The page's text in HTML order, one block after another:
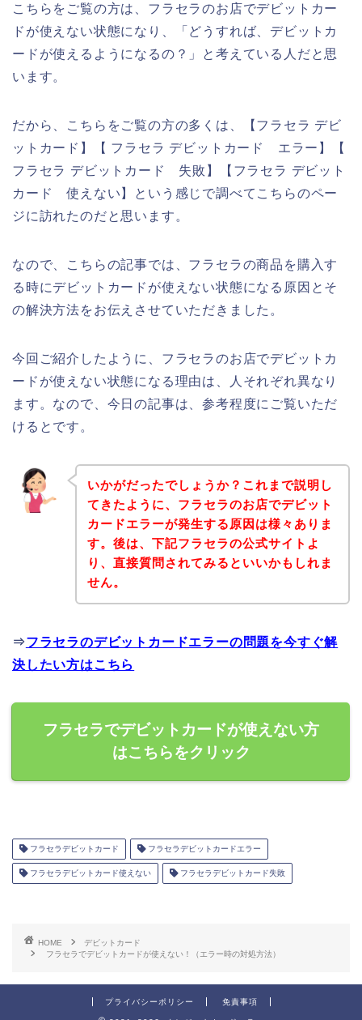
こちらをご覧の方は、フラセラのお店でデビットカー
ドが使えない状態になり、「どうすれば、デビットカ
ードが使えるようになるの？」と考えている人だと思
います。
だから、こちらをご覧の方の多くは、【フラセラ デビ
ットカード】【 フラセラ デビットカード エラー】【
フラセラ デビットカード 失敗】【フラセラ デビット
カード 使えない】という感じで調べてこちらのペー
ジに訪れたのだと思います。
なので、こちらの記事では、フラセラの商品を購入す
る時にデビットカードが使えない状態になる原因とそ
の解決方法をお伝えさせていただきました。
今回ご紹介したように、フラセラのお店でデビットカ
ードが使えない状態になる理由は、人それぞれ異なり
ます。なので、今日の記事は、参考程度にご覧いただ
けるとです。
いかがだったでしょうか？これまで説明し
てきたように、フラセラのお店でデビット
カードエラーが発生する原因は様々ありま
す。後は、下記フラセラの公式サイトよ
り、直接質問されてみるといいかもしれま
せん。
⇒フラセラのデビットカードエラーの問題を今すぐ解
決したい方はこちら
フラセラでデビットカードが使えない方
はこちらをクリック
フラセラデビットカード フラセラデビットカードエラー
フラセラデビットカード使えない フラセラデビットカード失敗
HOME
デビットカード
フラセラでデビットカードが使えない！（エラー時の対処方法）
プライバシーポリシー 免責事項